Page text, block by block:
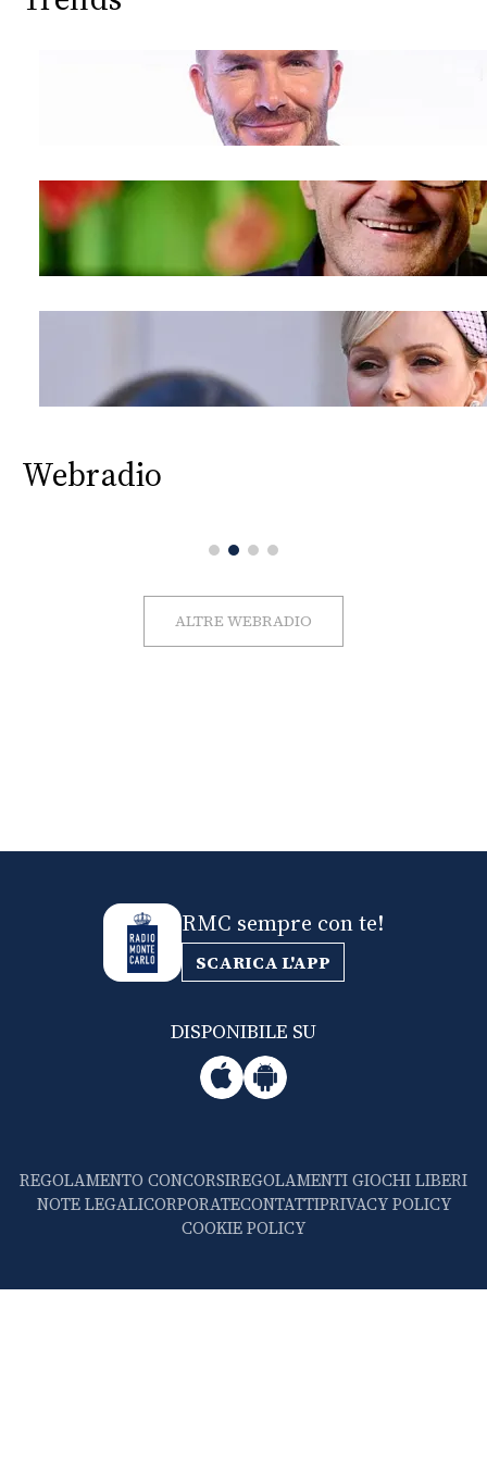
Webradio
ALTRE WEBRADIO
RMC sempre con te!
SCARICA L'APP
DISPONIBILE SU
REGOLAMENTO CONCORSIREGOLAMENTI GIOCHI LIBERI
NOTE LEGALICORPORATECONTATTIPRIVACY POLICY
COOKIE POLICY